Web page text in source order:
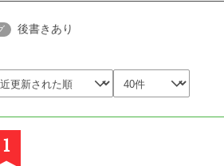
後書きあり
1